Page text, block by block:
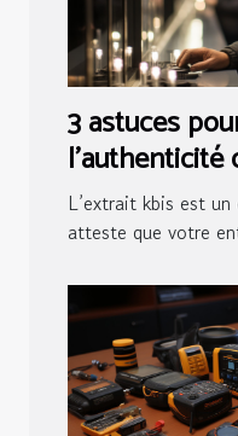
3 astuces
l’authenticité
numérique
L’extrait kbis est
atteste que votre